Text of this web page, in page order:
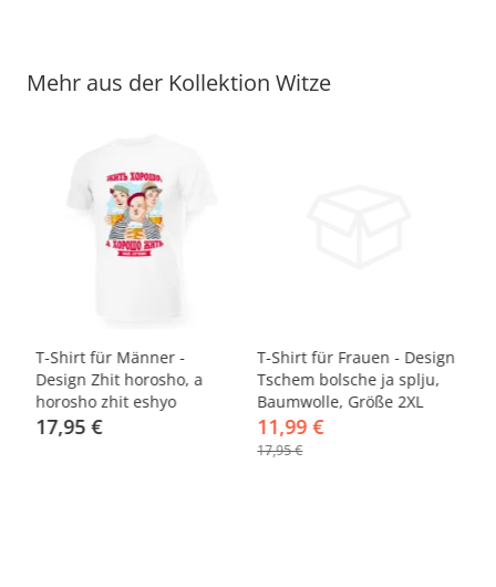
Mehr aus der Kollektion Witze
T-Shirt für Männer -
Design Zhit horosho, a
horosho zhit eshyo
luchshe!, Baumwolle,
17,95 €
-33%
T-Shirt für Frauen - Design
Tschem bolsche ja splju,
Baumwolle, Größe 2XL
11,99 €
17,95 €